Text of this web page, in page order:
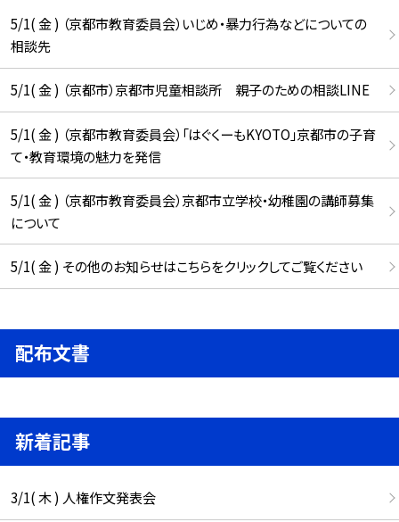
5/1( 金 ) （京都市教育委員会）いじめ・暴力行為などについての
相談先
5/1( 金 ) （京都市）京都市児童相談所 親子のための相談LINE
5/1( 金 ) （京都市教育委員会）「はぐくーもKYOTO」京都市の子育
て・教育環境の魅力を発信
5/1( 金 ) （京都市教育委員会）京都市立学校・幼稚園の講師募集
について
5/1( 金 ) その他のお知らせはこちらをクリックしてご覧ください
配布文書
新着記事
3/1( 木 ) 人権作文発表会